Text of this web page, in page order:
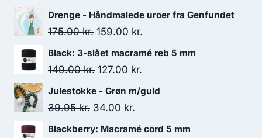
Drenge - Håndmalede uroer fra Genfundet
175.00kr. 159.00 kr.
Black: 3-slået macramé reb 5 mm
149.00kr. 127.00 kr.
Julestokke - Grøn m/guld
39.95kr. 34.00 kr.
Blackberry: Macramé cord 5 mm